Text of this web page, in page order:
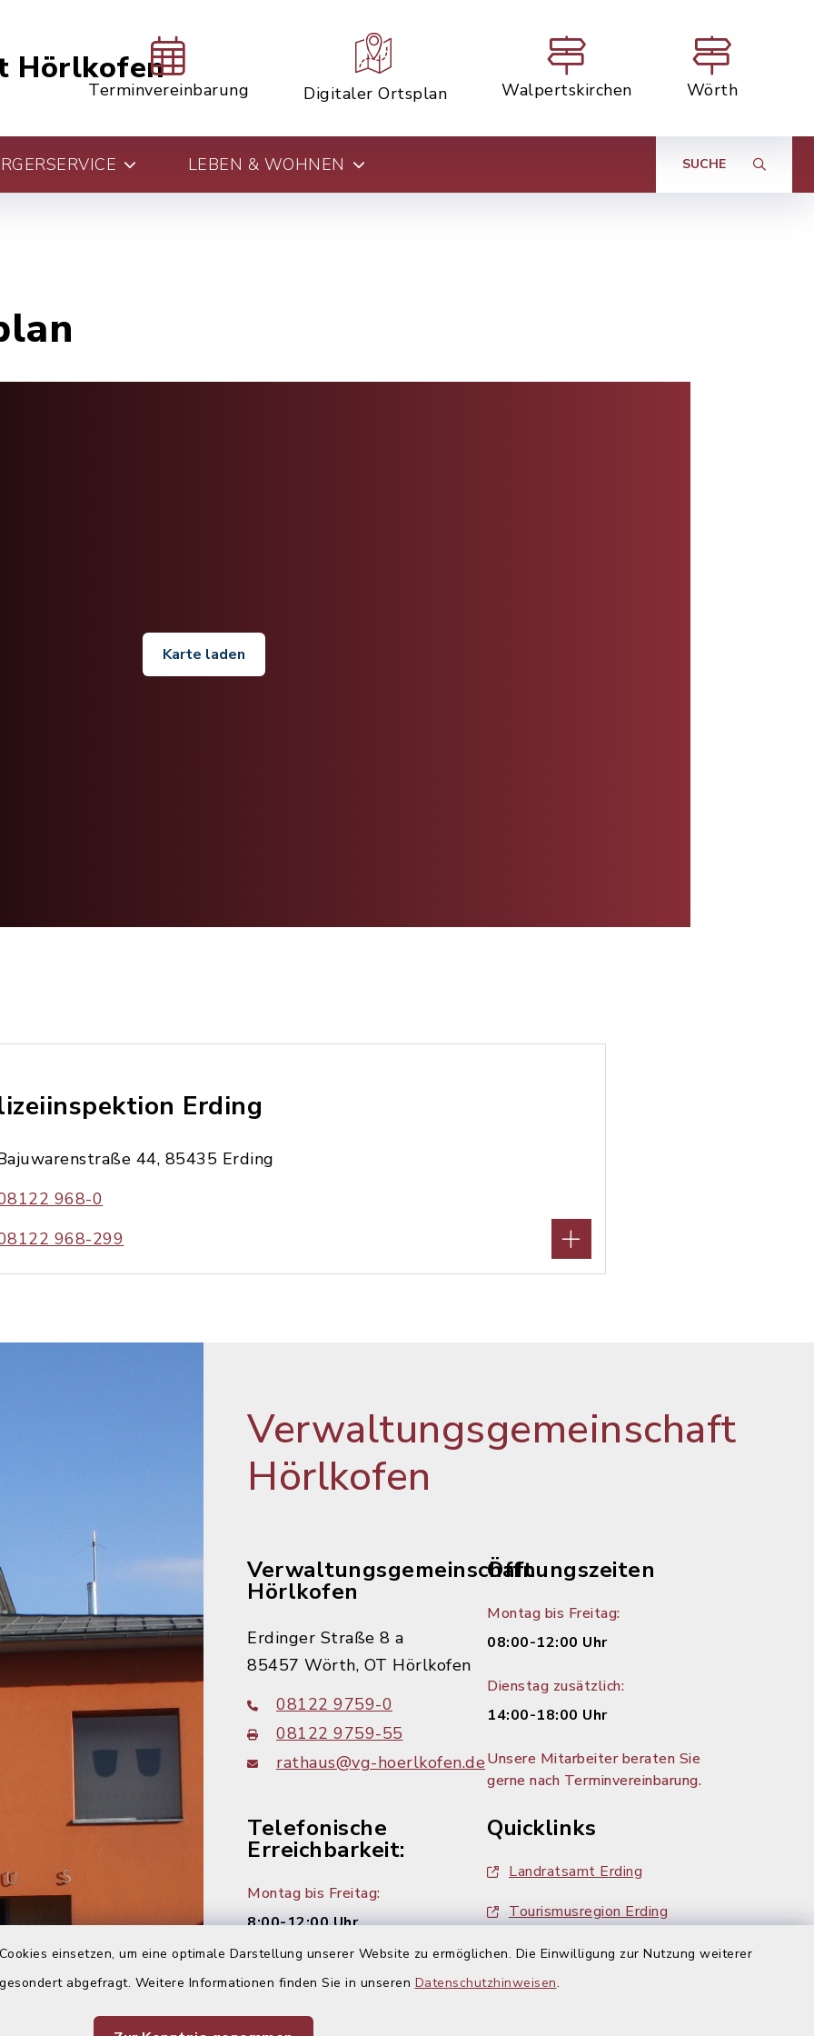
einsetzen, um eine optimale Darstellung unserer Website zu ermöglichen. Die Einwilligung zur Nutzung weiterer
abgefragt. Weitere Informationen finden Sie in unseren Datenschutzhinweisen.
Hörlkofen
Terminvereinbarung Digitaler Ortsplan Walpertskirchen Wörth
LEBEN & WOHNEN SUCHE
Karte laden
Erding
44, 85435 Erding
968-0
968-299
Verwaltungsgemeinschaft
Hörlkofen
Verwaltungsgemeinschaft
Hörlkofen
Erdinger Straße 8 a
85457 Wörth, OT Hörlkofen
08122 9759-0
08122 9759-55
rathaus@vg-hoerlkofen.de
Öffnungszeiten
Montag bis Freitag:
08:00-12:00 Uhr
Dienstag zusätzlich:
14:00-18:00 Uhr
Unsere Mitarbeiter beraten Sie
gerne nach Terminvereinbarung.
Telefonische
Erreichbarkeit:
Montag bis Freitag:
8:00-12:00 Uhr
Montag und Donnerstag:
Quicklinks
Landratsamt Erding
Tourismusregion Erding
Ausschreibungen